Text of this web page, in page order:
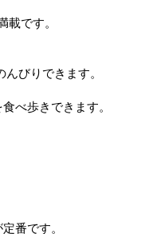
です。
びりできます。
べ歩きできます。
番です。